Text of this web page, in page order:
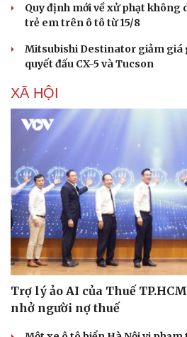
Quy định mới về xử phạt không
trẻ em trên ô tô từ 15/8
Mitsubishi Destinator giảm giá
quyết đấu CX-5 và Tucson
XÃ HỘI
Trợ lý ảo AI của Thuế
nhở người nợ thuế